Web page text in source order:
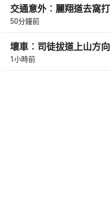
交通意外︰麗翔道去窩
50分鐘前
壞車︰司徒拔道上山方
1小時前